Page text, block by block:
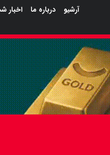
آرشیو درباره ما اخبار